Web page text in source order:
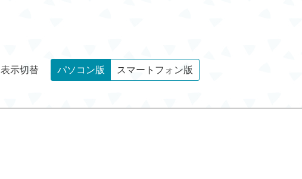
表示切替 パソコン版 スマートフォン版